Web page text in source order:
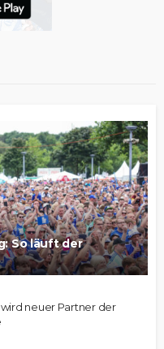
So läuft der
neuer Partner der